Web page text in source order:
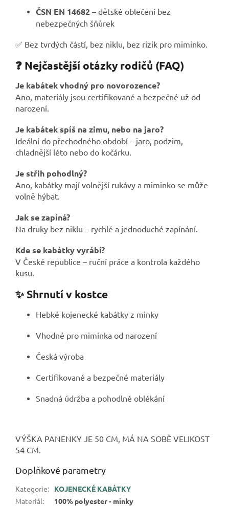
ČSN EN 14682 – dětské oblečení bez
nebezpečných šňůrek
✅ Bez tvrdých částí, bez niklu, bez rizik pro miminko.
❓ Nejčastější otázky rodičů (FAQ)
Je kabátek vhodný pro novorozence?
Ano, materiály jsou certifikované a bezpečné už od
narození.
Je kabátek spíš na zimu, nebo na jaro?
Ideální do přechodného období – jaro, podzim,
chladnější léto nebo do kočárku.
Je střih pohodlný?
Ano, kabátky mají volnější rukávy a miminko se může
volně hýbat.
Jak se zapíná?
Na druky bez niklu – rychlé a jednoduché zapínání.
Kde se kabátky vyrábí?
V České republice – ruční práce a kontrola každého
kusu.
✨ Shrnutí v kostce
Hebké kojenecké kabátky z minky
Vhodné pro miminka od narození
Česká výroba
Certifikované a bezpečné materiály
Snadná údržba a pohodlné oblékání
VÝŠKA PANENKY JE 50 CM, MÁ NA SOBĚ VELIKOST
54 CM.
Doplňkové parametry
Kategorie:
KOJENECKÉ KABÁTKY
Materiál:
100% polyester - minky